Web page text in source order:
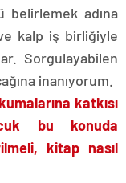
adına
kalp iş birliğiyle
Sorgulayabilen
inanıyorum.
katkısı
bu konuda
kitap nasıl